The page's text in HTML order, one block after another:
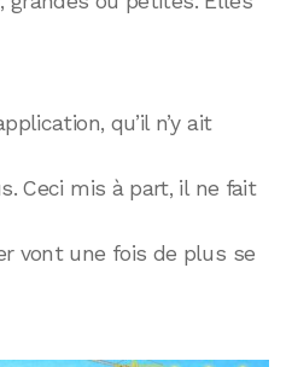
qu’il n’y ait
Ceci mis à part, il ne fait
vont une fois de plus se